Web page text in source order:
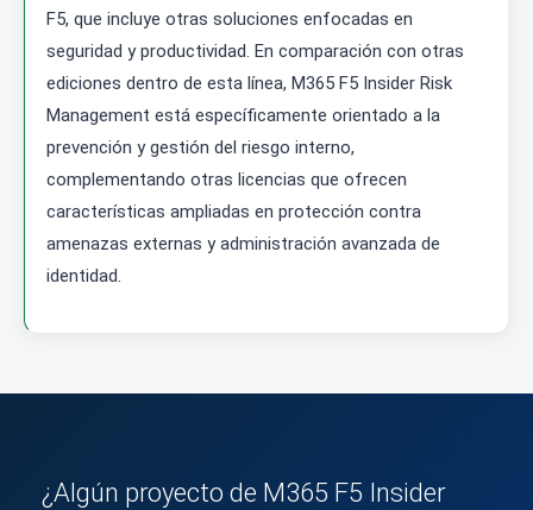
F5, que incluye otras soluciones enfocadas en
seguridad y productividad. En comparación con otras
ediciones dentro de esta línea, M365 F5 Insider Risk
Management está específicamente orientado a la
prevención y gestión del riesgo interno,
complementando otras licencias que ofrecen
características ampliadas en protección contra
amenazas externas y administración avanzada de
identidad.
¿Algún proyecto de M365 F5 Insider